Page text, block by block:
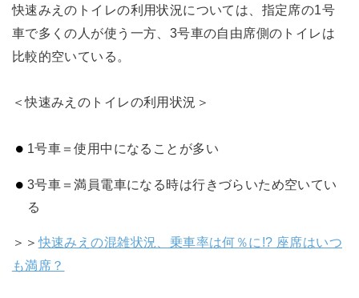
快速みえのトイレの利用状況については、指定席の1号
車で多くの人が使う一方、3号車の自由席側のトイレは
比較的空いている。
＜快速みえのトイレの利用状況＞
1号車＝使用中になることが多い
3号車＝満員電車になる時は行きづらいため空いてい
る
＞＞快速みえの混雑状況、乗車率は何％に!? 座席はいつ
も満席？